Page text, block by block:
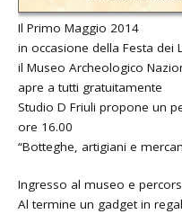
Il Primo Maggio 2014
in occasione della Festa dei
il Museo Archeologico
apre a tutti gratuitamente
Studio D Friuli propone un
ore 16.00
“Botteghe, artigiani e
Ingresso al museo e
Al termine un gadget in